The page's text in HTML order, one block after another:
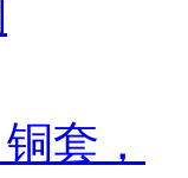
套，